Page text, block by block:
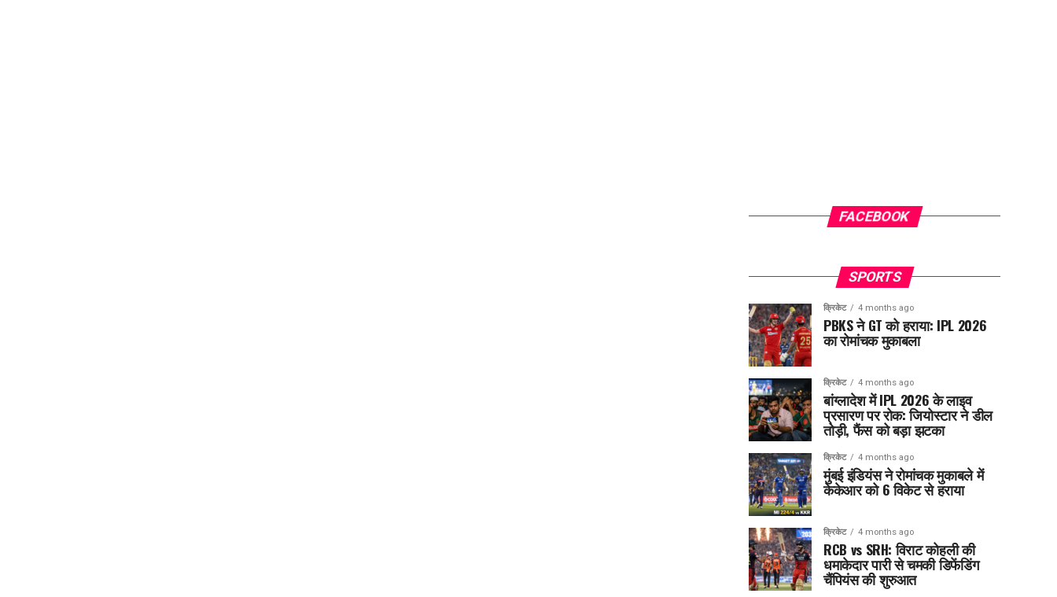
FACEBOOK
SPORTS
क्रिकेट 4 months ago
PBKS ने GT को हराया: IPL 2026
का रोमांचक मुकाबला
क्रिकेट 4 months ago
बांग्लादेश में IPL 2026 के लाइव
प्रसारण पर रोक: जियोस्टार ने डील
तोड़ी, फैंस को बड़ा झटका
क्रिकेट 4 months ago
मुंबई इंडियंस ने रोमांचक मुकाबले में
केकेआर को 6 विकेट से हराया
क्रिकेट 4 months ago
RCB vs SRH: विराट कोहली की
धमाकेदार पारी से चमकी डिफेंडिंग
चैंपियंस की शुरुआत